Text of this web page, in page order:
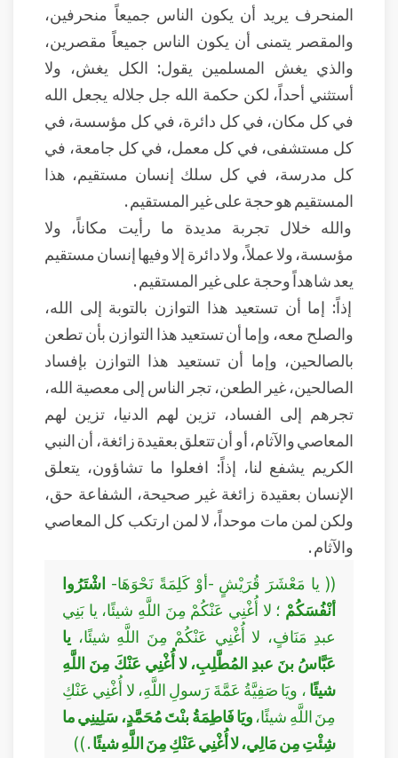
المنحرف يريد أن يكون الناس جميعاً منحرفين،
والمقصر يتمنى أن يكون الناس جميعاً مقصرين،
والذي يغش المسلمين يقول: الكل يغش، ولا
أستثني أحداً، لكن حكمة الله جل جلاله يجعل الله
في كل مكان، في كل دائرة، في كل مؤسسة، في
كل مستشفى، في كل معمل، في كل جامعة، في
كل مدرسة، في كل سلك إنسان مستقيم، هذا
المستقيم هو حجة على غير المستقيم .
والله خلال تجربة مديدة ما رأيت مكاناً، ولا
مؤسسة، ولا عملاً، ولا دائرة إلا وفيها إنسان مستقيم
يعد شاهداً وحجة على غير المستقيم .
إذاً: إما أن تستعيد هذا التوازن بالتوبة إلى الله،
والصلح معه، وإما أن تستعيد هذا التوازن بأن تطعن
بالصالحين، وإما أن تستعيد هذا التوازن بإفساد
الصالحين، غير الطعن، تجر الناس إلى معصية الله،
تجرهم إلى الفساد، تزين لهم الدنيا، تزين لهم
المعاصي والآثام، أو أن تتعلق بعقيدة زائغة، أن النبي
الكريم يشفع لنا، إذاً: افعلوا ما تشاؤون، يتعلق
الإنسان بعقيدة زائغة غير صحيحة، الشفاعة حق،
ولكن لمن مات موحداً، لا لمن ارتكب كل المعاصي
والآثام .
(( يا مَعْشَرَ قُرَيْشٍ -أوْ كَلِمَةً نَحْوَهَا- اشْتَرُوا
أنْفُسَكُمْ ؛ لا أُغْنِي عَنْكُمْ مِنَ اللَّهِ شيئًا، يا بَنِي
عبدِ مَنَافٍ، لا أُغْنِي عَنْكُمْ مِنَ اللَّهِ شيئًا، يا
عَبَّاسُ بنَ عبدِ المُطَّلِبِ، لا أُغْنِي عَنْكَ مِنَ اللَّهِ
شيئًا، ويَا صَفِيَّةُ عَمَّةَ رَسولِ اللَّهِ، لا أُغْنِي عَنْكِ
مِنَ اللَّهِ شيئًا،ويَا فَاطِمَةُ بنْتَ مُحَمَّدٍ، سَلِينِي ما
شِئْتِ مِن مَالِي، لا أُغْنِي عَنْكِ مِنَ اللَّهِ شيئًا. ))